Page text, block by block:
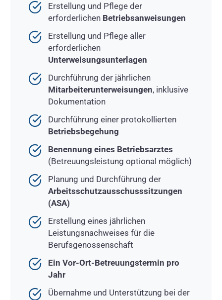
Erstellung und Pflege der
erforderlichen Betriebsanweisungen
Erstellung und Pflege aller
erforderlichen
Unterweisungsunterlagen
Durchführung der jährlichen
Mitarbeiterunterweisungen, inklusive
Dokumentation
Durchführung einer protokollierten
Betriebsbegehung
Benennung eines Betriebsarztes
(Betreuungsleistung optional möglich)
Planung und Durchführung der
Arbeitsschutzausschusssitzungen
(ASA)
Erstellung eines jährlichen
Leistungsnachweises für die
Berufsgenossenschaft
Ein Vor-Ort-Betreuungstermin pro
Jahr
Übernahme und Unterstützung bei der